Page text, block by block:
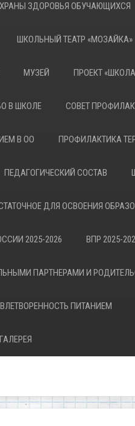
ЗДОРОВЬЯ ОБУЧАЮЩИХСЯ
ШКОЛЬНЫЙ ТЕАТР «МОЗАЙКА»
МУЗЕЙ ПРОЕКТ
В ШКОЛЕ СОВЕТ
В ОО ПРОФИЛАКТИКА
ПЕДАГОГИЧЕСКИЙ СОСТАВ
ДЛЯ ОСВОЕНИЯ
2025-2026 ВПР 2025-
ПАРТНЕРАМИ И
ПИТАНИЕМ